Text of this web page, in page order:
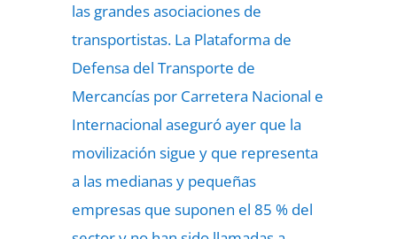
las grandes asociaciones de
transportistas. La Plataforma de
Defensa del Transporte de
Mercancías por Carretera Nacional e
Internacional aseguró ayer que la
movilización sigue y que representa
a las medianas y pequeñas
empresas que suponen el 85 % del